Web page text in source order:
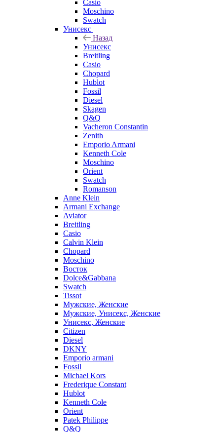
Casio
Moschino
Swatch
Унисекс
Назад
Унисекс
Breitling
Casio
Chopard
Hublot
Fossil
Diesel
Skagen
Q&Q
Vacheron Constantin
Zenith
Emporio Armani
Kenneth Cole
Moschino
Orient
Swatch
Romanson
Anne Klein
Armani Exchange
Aviator
Breitling
Casio
Calvin Klein
Chopard
Moschino
Восток
Dolce&Gabbana
Swatch
Tissot
Мужские, Женские
Мужские, Унисекс, Женские
Унисекс, Женские
Citizen
Diesel
DKNY
Emporio armani
Fossil
Michael Kors
Frederique Constant
Hublot
Kenneth Cole
Orient
Patek Philippe
Q&Q